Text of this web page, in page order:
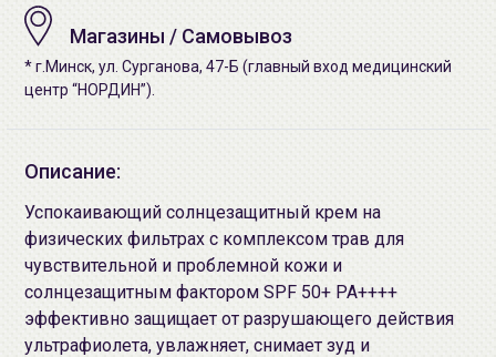
Магазины / Самовывоз
* г.Минск, ул. Сурганова, 47-Б (главный вход медицинский
центр “НОРДИН”).
Описание:
Успокаивающий солнцезащитный крем на
физических фильтрах с комплексом трав для
чувствительной и проблемной кожи и
солнцезащитным фактором SPF 50+ PA++++
эффективно защищает от разрушающего действия
ультрафиолета, увлажняет, снимает зуд и